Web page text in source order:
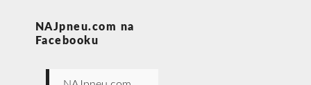
NAJpneu.com na
Facebooku